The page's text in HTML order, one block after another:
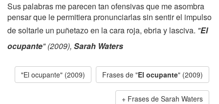
Sus palabras me parecen tan ofensivas que me asombra
pensar que le permitiera pronunciarlas sin sentir el impulso
de soltarle un puñetazo en la cara roja, ebria y lasciva. "El
ocupante" (2009), Sarah Waters
"El ocupante" (2009) Frases de "El ocupante" (2009)
Frases de Sarah Waters